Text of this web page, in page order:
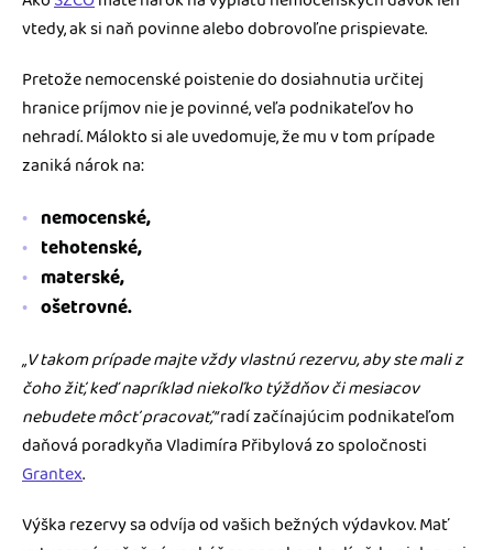
vtedy, ak si naň povinne alebo dobrovoľne prispievate.
Pretože nemocenské poistenie do dosiahnutia určitej
hranice príjmov nie je povinné, veľa podnikateľov ho
nehradí. Málokto si ale uvedomuje, že mu v tom prípade
zaniká nárok na:
nemocenské,
tehotenské,
materské,
ošetrovné.
„V takom prípade majte vždy vlastnú rezervu, aby ste mali z
čoho žiť, keď napríklad niekoľko týždňov či mesiacov
nebudete môcť pracovať,“radí začínajúcim podnikateľom
daňová poradkyňa Vladimíra Přibylová zo spoločnosti
Grantex.
Výška rezervy sa odvíja od vašich bežných výdavkov. Mať